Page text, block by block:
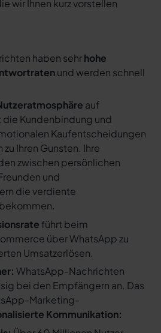
wir Ihnen kurz vorstellen
haben sehrhohe
und werden schnell
auf
Kundenbindung und
Kaufentscheidungen
Ihren Gunsten. Ihre
zwischen persönlichen
und
die verdiente
führt beim
über WhatsApp zu
Umsatzerlösen.
WhatsApp-Nachrichten
bei den Empfängern an. Das
Marketing-
Kommunikation: